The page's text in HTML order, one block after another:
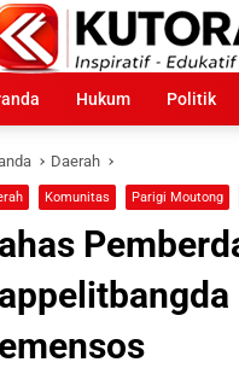
Hukum Politik
Daerah
Komunitas Parigi Moutong